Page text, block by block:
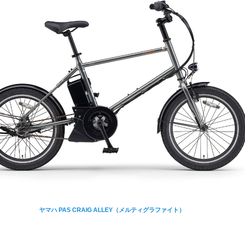
ヤマハ PAS CRAIG ALLEY（メルティグラファイト）